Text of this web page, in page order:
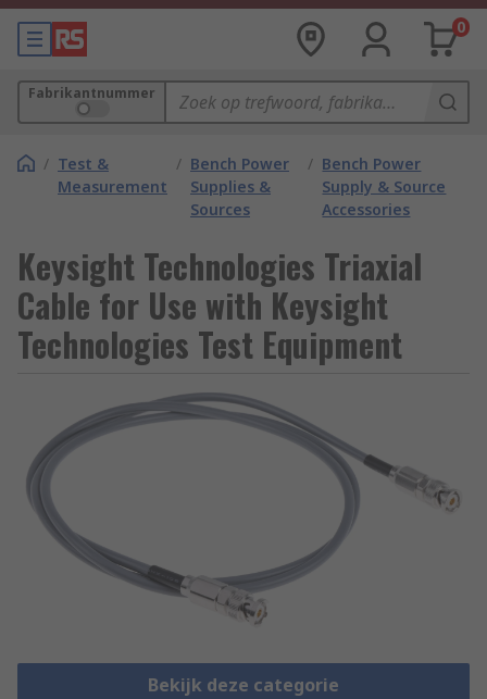
0
Fabrikantnummer
/ Test &
Measurement
/ Bench Power
Supplies &
Sources
/ Bench Power
Supply & Source
Accessories
Keysight Technologies Triaxial
Cable for Use with Keysight
Technologies Test Equipment
Bekijk deze categorie